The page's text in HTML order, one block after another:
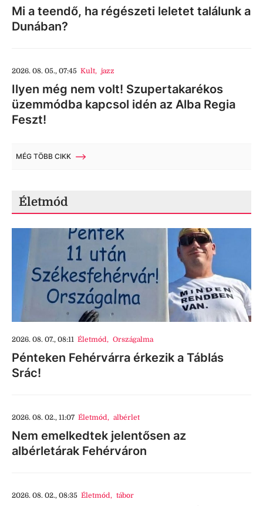
Mi a teendő, ha régészeti leletet találunk a
Dunában?
2026. 08. 05., 07:45 Kult, jazz
Ilyen még nem volt! Szupertakarékos
üzemmódba kapcsol idén az Alba Regia
Feszt!
MÉG TÖBB CIKK
Életmód
2026. 08. 07., 08:11 Életmód, Országalma
Pénteken Fehérvárra érkezik a Táblás
Srác!
2026. 08. 02., 11:07 Életmód, albérlet
Nem emelkedtek jelentősen az
albérletárak Fehérváron
2026. 08. 02., 08:35 Életmód, tábor